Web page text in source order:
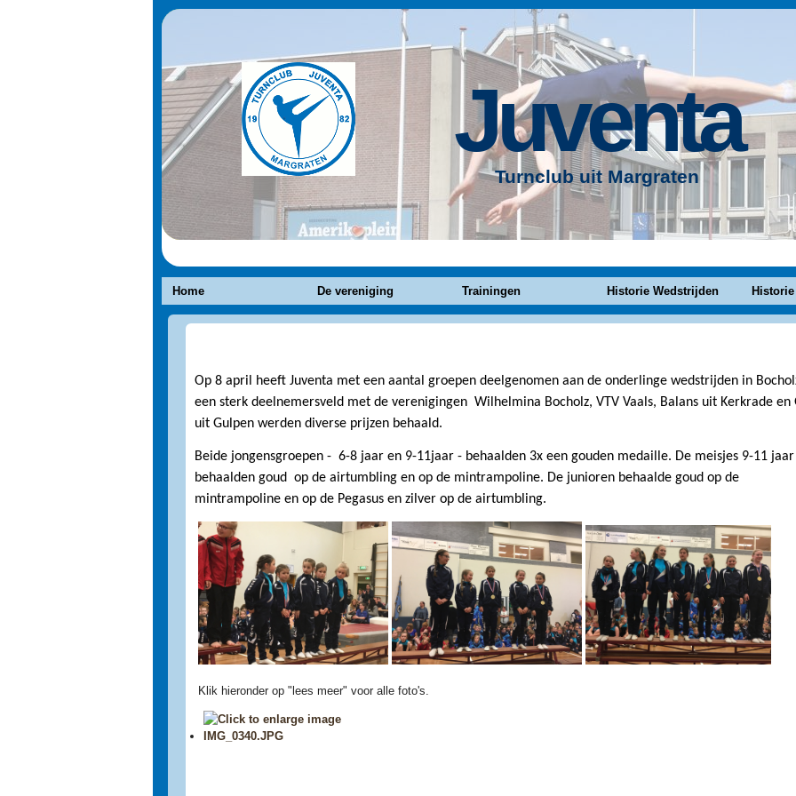
Juventa
Turnclub uit Margraten
Home De vereniging Trainingen Historie Wedstrijden
Op 8 april heeft Juventa met een aantal groepen deelgenomen aan de onderlinge wedstrijden in
een sterk deelnemersveld met de verenigingen Wilhelmina Bocholz, VTV Vaals, Balans uit Kerkrade en
uit Gulpen werden diverse prijzen behaald.
Beide jongensgroepen - 6-8 jaar en 9-11jaar - behaalden 3x een gouden medaille. De meisjes 9-11 jaar
behaalden goud op de airtumbling en op de mintrampoline. De junioren behaalde goud op de
mintrampoline en op de Pegasus en zilver op de airtumbling.
Klik hieronder op "lees meer" voor alle foto's.